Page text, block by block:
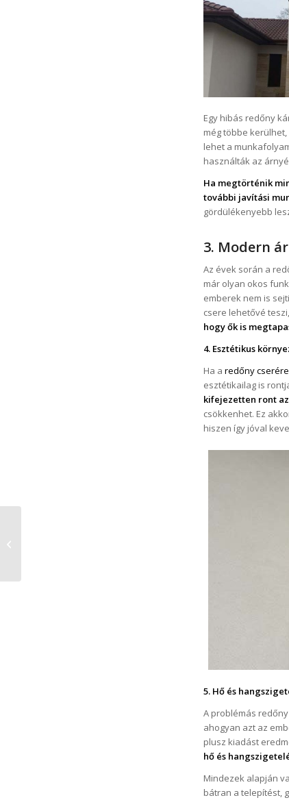
Egy hibás redőny
még többe
lehet a
használták az
Ha megtörténik
további javítási
gördülékenyebb
3. Modern
Az évek során a
már olyan okos
emberek nem is
csere lehetővé
hogy ők is
4. Esztétikus
Ha a redőny cserére
esztétikailag is
kifejezetten ront
csökkenhet. Ez
hiszen így jóval
5. Hő és
A problémás
ahogyan azt az
plusz kiadást
hő és
Mindezek alapján
bátran a telepítést,